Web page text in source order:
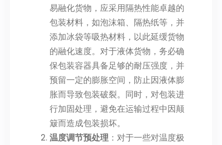
易融化货物，应采用隔热性能卓越的
包装材料，如泡沫箱、隔热纸等，并
添加冰袋等吸热材料，以此延缓货物
的融化速度。对于液体货物，务必确
保包装容器具备足够的耐压强度，并
预留一定的膨胀空间，防止因液体膨
胀而导致包装破裂。同时，对包装进
行加固处理，避免在运输过程中因颠
簸而造成包装损坏。
温度调节预处理 ：对于一些对温度极